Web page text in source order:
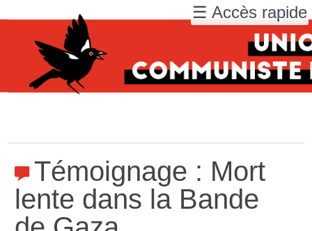
Témoignage : Mort
lente dans la Bande
☰ Accès rapide